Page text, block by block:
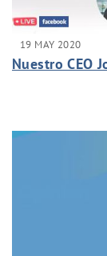
19 MAY 2020
Nuestro CEO